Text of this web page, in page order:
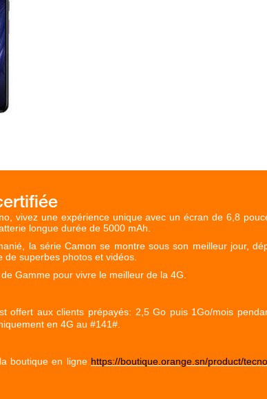
vivez une expérience unique avec un écran de 6,8
longue durée de 5000 mAh.
la série Camon se montre sous son meilleur jour,
superbes photos et vidéos.
Gamme pour vivre le meilleur de la 4G.
offert aux clients prépayés: 2,5 Go puis 1Go/mois
en 4G au #141#.
boutique en ligne https://boutique.orange.sn/product/